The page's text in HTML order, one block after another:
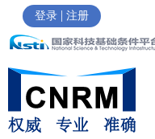
登录 | 注册